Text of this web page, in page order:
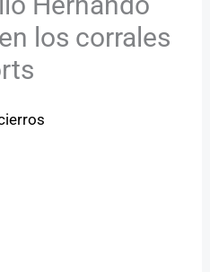
los corrales